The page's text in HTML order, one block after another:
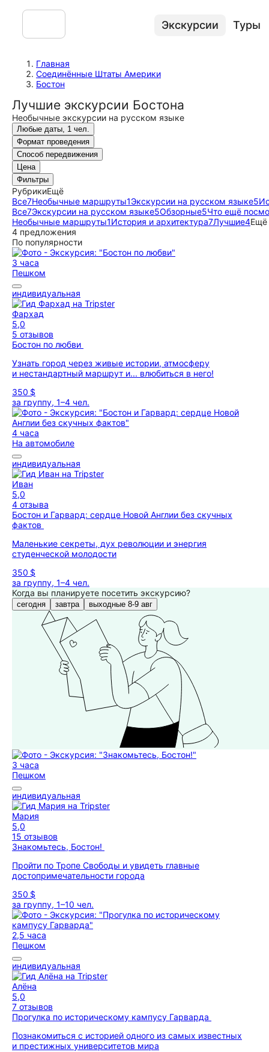
Экскурсии Туры
Главная
Соединённые Штаты Америки
Бостон
Лучшие экскурсии Бостона
Необычные экскурсии на русском языке
Любые даты, 1 чел.
Формат проведения
Способ передвижения
Цена
Фильтры
РубрикиЕщё
Все7Необычные маршруты1Экскурсии на русском языке5
Все7Экскурсии на русском языке5Обзорные5Что ещё
Необычные маршруты1История и архитектура7Лучшие4Ещё
4 предложения
По популярности
3 часа
Пешком
индивидуальная
Фархад
5,0
5 отзывов
Бостон по любви
Узнать город через живые истории, атмосферу
и нестандартный маршрут и... влюбиться в него!
350 $
за группу, 1–4 чел.
4 часа
На автомобиле
индивидуальная
Иван
5,0
4 отзыва
Бостон и Гарвард: сердце Новой Англии без скучных
фактов
Маленькие секреты, дух революции и энергия
студенческой молодости
350 $
за группу, 1–4 чел.
Когда вы планируете посетить экскурсию?
сегодня завтра выходные 8-9 авг
3 часа
Пешком
индивидуальная
Мария
5,0
15 отзывов
Знакомьтесь, Бостон!
Пройти по Тропе Свободы и увидеть главные
достопримечательности города
350 $
за группу, 1–10 чел.
2,5 часа
Пешком
индивидуальная
Алёна
5,0
7 отзывов
Прогулка по историческому кампусу Гарварда
Познакомиться с историей одного из самых известных
и престижных университетов мира